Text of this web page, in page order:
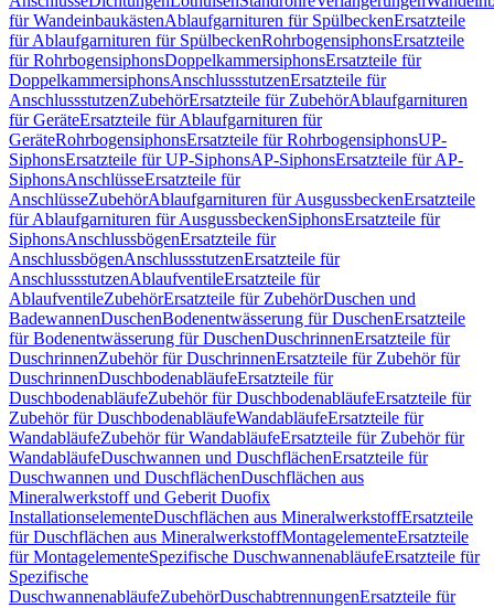
für WandeinbaukästenAblaufgarnituren für SpülbeckenErsatzteile
für Ablaufgarnituren für SpülbeckenRohrbogensiphonsErsatzteile
für RohrbogensiphonsDoppelkammersiphonsErsatzteile für
DoppelkammersiphonsAnschlussstutzenErsatzteile für
AnschlussstutzenZubehörErsatzteile für ZubehörAblaufgarnituren
für GeräteErsatzteile für Ablaufgarnituren für
GeräteRohrbogensiphonsErsatzteile für RohrbogensiphonsUP-
SiphonsErsatzteile für UP-SiphonsAP-SiphonsErsatzteile für AP-
SiphonsAnschlüsseErsatzteile für
AnschlüsseZubehörAblaufgarnituren für AusgussbeckenErsatzteile
für Ablaufgarnituren für AusgussbeckenSiphonsErsatzteile für
SiphonsAnschlussbögenErsatzteile für
AnschlussbögenAnschlussstutzenErsatzteile für
AnschlussstutzenAblaufventileErsatzteile für
AblaufventileZubehörErsatzteile für ZubehörDuschen und
BadewannenDuschenBodenentwässerung für DuschenErsatzteile
für Bodenentwässerung für DuschenDuschrinnenErsatzteile für
DuschrinnenZubehör für DuschrinnenErsatzteile für Zubehör für
DuschrinnenDuschbodenabläufeErsatzteile für
DuschbodenabläufeZubehör für DuschbodenabläufeErsatzteile für
Zubehör für DuschbodenabläufeWandabläufeErsatzteile für
WandabläufeZubehör für WandabläufeErsatzteile für Zubehör für
WandabläufeDuschwannen und DuschflächenErsatzteile für
Duschwannen und DuschflächenDuschflächen aus
Mineralwerkstoff und Geberit Duofix
InstallationselementeDuschflächen aus MineralwerkstoffErsatzteile
für Duschflächen aus MineralwerkstoffMontagelementeErsatzteile
für MontagelementeSpezifische DuschwannenabläufeErsatzteile für
Spezifische
DuschwannenabläufeZubehörDuschabtrennungenErsatzteile für